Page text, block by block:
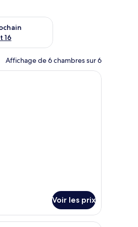
16
le week-end prochain août 14 -
Affichage de 6 chambres sur 6
Un salon spacieux comprenant un
Voir les prix